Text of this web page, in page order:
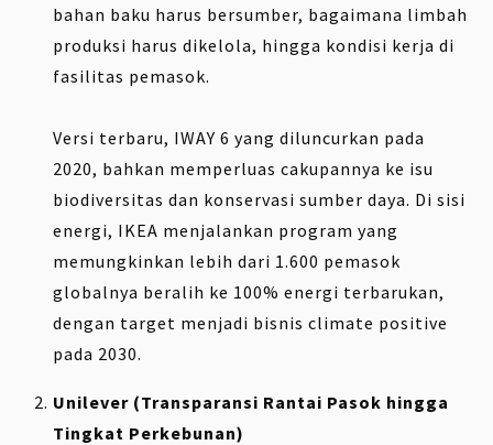
bahan baku harus bersumber, bagaimana limbah
produksi harus dikelola, hingga kondisi kerja di
fasilitas pemasok.
Versi terbaru, IWAY 6 yang diluncurkan pada
2020, bahkan memperluas cakupannya ke isu
biodiversitas dan konservasi sumber daya. Di sisi
energi, IKEA menjalankan program yang
memungkinkan lebih dari 1.600 pemasok
globalnya beralih ke 100% energi terbarukan,
dengan target menjadi bisnis climate positive
pada 2030.
Unilever (Transparansi Rantai Pasok hingga
Tingkat Perkebunan)